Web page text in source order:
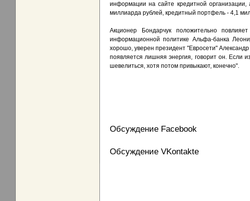
информации на сайте кредитной
миллиарда рублей, кредитный портфель - 4,1
Акционер Бондарчук положительно
информационной политике Альфа-банка
хорошо, уверен президент "Евросети"
появляется лишняя энергия, говорит он. Если
шевелиться, хотя потом привыкают, конечно".
Обсуждение Facebook
Обсуждение VKontakte